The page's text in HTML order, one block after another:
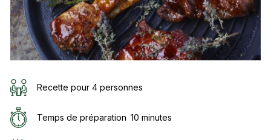
Recette pour 4 personnes
Temps de préparation 10 minutes